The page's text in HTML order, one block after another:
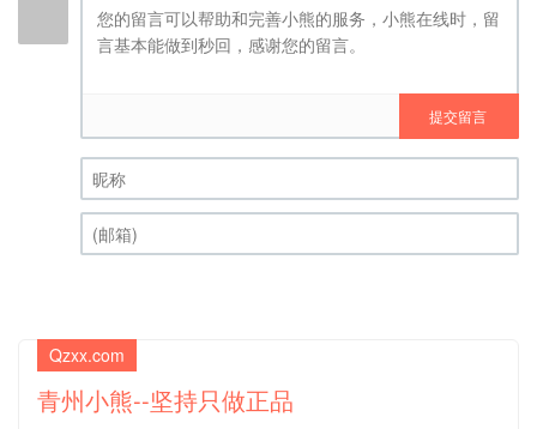
提交留言
昵称 (必填)
Qzxx.com
青州小熊--坚持只做正品